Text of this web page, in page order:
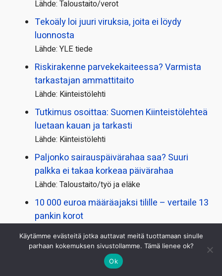
Lähde: Taloustaito/verot
Tekoäly loi juuri viruksia, joita ei löydy
luonnosta
Lähde: YLE tiede
Riskirakenne parvekekaiteessa? Varmista
tarkastajan ammattitaito
Lähde: Kiinteistölehti
Tutkimus osoittaa: Suomen Kiinteistölehteä
luetaan kauan ja tarkasti
Lähde: Kiinteistölehti
Paljonko sairauspäivä­rahaa saa? Suuri
palkka ei takaa korkeaa päivärahaa
Lähde: Taloustaito/työ ja eläke
10 000 euroa määräajaksi tilille – vertaile 13
pankin korot
Käytämme evästeitä jotka auttavat meitä tuottamaan sinulle
parhaan kokemuksen sivustollamme. Tämä lienee ok?
Ok